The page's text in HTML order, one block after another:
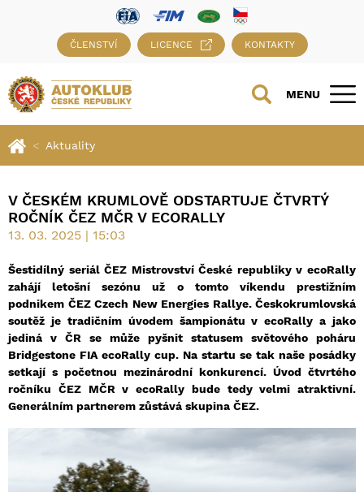
ČLENSTVÍ LICENCE KONTAKTY
MENU
Aktuality
V ČESKÉM KRUMLOVĚ ODSTARTUJE ČTVRTÝ
ROČNÍK ČEZ MČR V ECORALLY
13. 03. 2025 | 15:03
Šestidílný seriál ČEZ Mistrovství České republiky v ecoRally
zahájí letošní sezónu už o tomto víkendu prestižním
podnikem ČEZ Czech New Energies Rallye. Českokrumlovská
soutěž je tradičním úvodem šampionátu v ecoRally a jako
jediná v ČR se může pyšnit statusem světového poháru
Bridgestone FIA ecoRally cup. Na startu se tak naše posádky
setkají s početnou mezinárodní konkurencí. Úvod čtvrtého
ročníku ČEZ MČR v ecoRally bude tedy velmi atraktivní.
Generálním partnerem zůstává skupina ČEZ.